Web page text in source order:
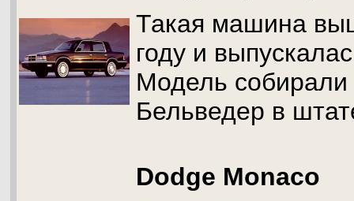
Такая машина
году и
Модель собирали
Бельведер в
Dodge Monaco